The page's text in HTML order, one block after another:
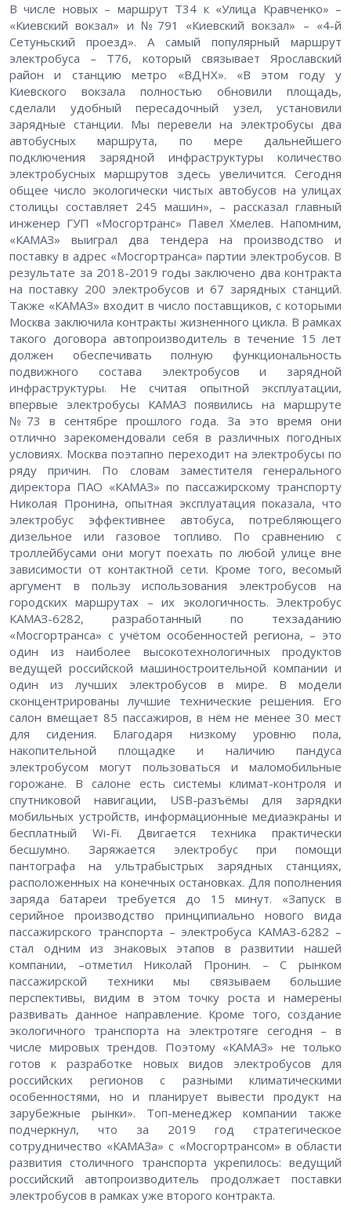
В числе новых – маршрут Т34 к «Улица Кравченко» –
«Киевский вокзал» и №791 «Киевский вокзал» – «4-й
Сетуньский проезд». А самый популярный маршрут
электробуса – Т76, который связывает Ярославский
район и станцию метро «ВДНХ». «В этом году у
Киевского вокзала полностью обновили площадь,
сделали удобный пересадочный узел, установили
зарядные станции. Мы перевели на электробусы два
автобусных маршрута, по мере дальнейшего
подключения зарядной инфраструктуры количество
электробусных маршрутов здесь увеличится. Сегодня
общее число экологически чистых автобусов на улицах
столицы составляет 245 машин», – рассказал главный
инженер ГУП «Мосгортранс» Павел Хмелев. Напомним,
«КАМАЗ» выиграл два тендера на производство и
поставку в адрес «Мосгортранса» партии электробусов. В
результате за 2018-2019 годы заключено два контракта
на поставку 200 электробусов и 67 зарядных станций.
Также «КАМАЗ» входит в число поставщиков, с которыми
Москва заключила контракты жизненного цикла. В рамках
такого договора автопроизводитель в течение 15 лет
должен обеспечивать полную функциональность
подвижного состава электробусов и зарядной
инфраструктуры. Не считая опытной эксплуатации,
впервые электробусы КАМАЗ появились на маршруте
№73 в сентябре прошлого года. За это время они
отлично зарекомендовали себя в различных погодных
условиях. Москва поэтапно переходит на электробусы по
ряду причин. По словам заместителя генерального
директора ПАО «КАМАЗ» по пассажирскому транспорту
Николая Пронина, опытная эксплуатация показала, что
электробус эффективнее автобуса, потребляющего
дизельное или газовое топливо. По сравнению с
троллейбусами они могут поехать по любой улице вне
зависимости от контактной сети. Кроме того, весомый
аргумент в пользу использования электробусов на
городских маршрутах – их экологичность. Электробус
КАМАЗ-6282, разработанный по техзаданию
«Мосгортранса» с учётом особенностей региона, – это
один из наиболее высокотехнологичных продуктов
ведущей российской машиностроительной компании и
один из лучших электробусов в мире. В модели
сконцентрированы лучшие технические решения. Его
салон вмещает 85 пассажиров, в нём не менее 30 мест
для сидения. Благодаря низкому уровню пола,
накопительной площадке и наличию пандуса
электробусом могут пользоваться и маломобильные
горожане. В салоне есть системы климат-контроля и
спутниковой навигации, USB-разъёмы для зарядки
мобильных устройств, информационные медиаэкраны и
бесплатный Wi-Fi. Двигается техника практически
бесшумно. Заряжается электробус при помощи
пантографа на ультрабыстрых зарядных станциях,
расположенных на конечных остановках. Для пополнения
заряда батареи требуется до 15 минут. «Запуск в
серийное производство принципиально нового вида
пассажирского транспорта – электробуса КАМАЗ-6282 –
стал одним из знаковых этапов в развитии нашей
компании, –отметил Николай Пронин. – С рынком
пассажирской техники мы связываем большие
перспективы, видим в этом точку роста и намерены
развивать данное направление. Кроме того, создание
экологичного транспорта на электротяге сегодня – в
числе мировых трендов. Поэтому «КАМАЗ» не только
готов к разработке новых видов электробусов для
российских регионов с разными климатическими
особенностями, но и планирует вывести продукт на
зарубежные рынки». Топ-менеджер компании также
подчеркнул, что за 2019 год стратегическое
сотрудничество «КАМАЗа» с «Мосгортрансом» в области
развития столичного транспорта укрепилось: ведущий
российский автопроизводитель продолжает поставки
электробусов в рамках уже второго контракта.